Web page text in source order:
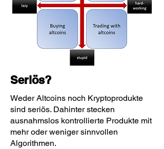
Seriös?
Weder Altcoins noch Kryptoprodukte
sind seriös. Dahinter stecken
ausnahmslos kontrollierte Produkte mit
mehr oder weniger sinnvollen
Algorithmen.